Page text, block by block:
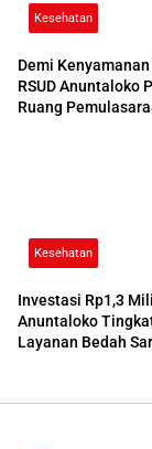
Kesehatan
Demi Kenyamanan
RSUD Anuntaloko
Ruang
Kesehatan
Investasi Rp1,3
Anuntaloko
Layanan Bedah